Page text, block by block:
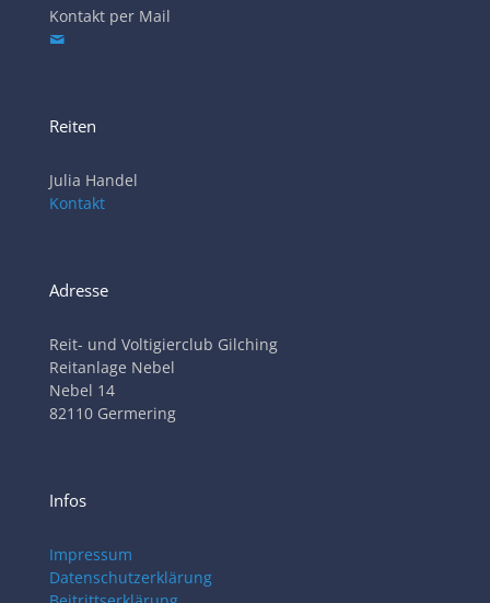
Kontakt per Mail
Reiten
Julia Handel
Kontakt
Adresse
Reit- und Voltigierclub Gilching
Reitanlage Nebel
Nebel 14
82110 Germering
Infos
Impressum
Datenschutzerklärung